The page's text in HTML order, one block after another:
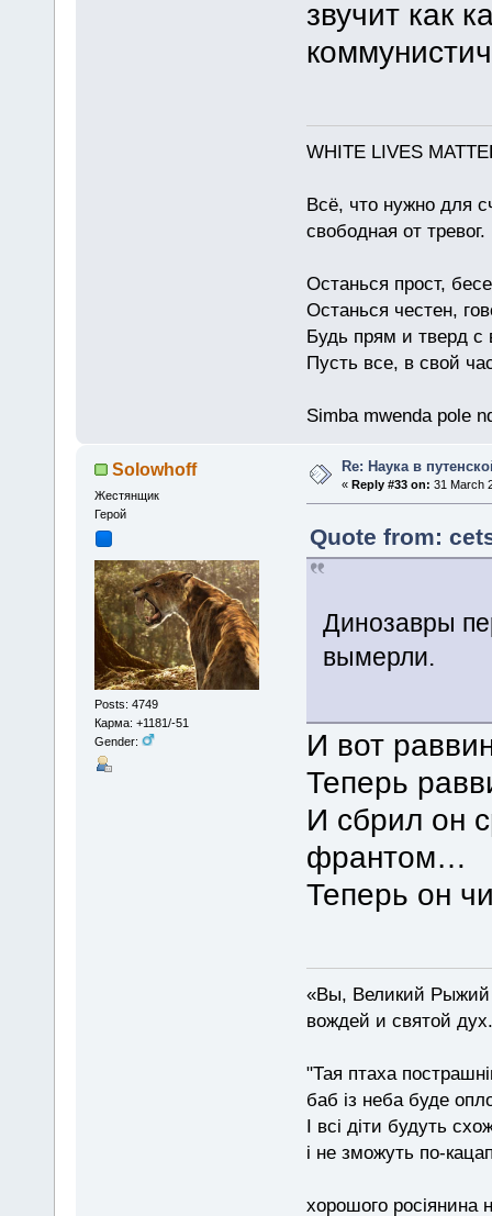
звучит как
WHITE LIVES
Всё, что нужно для
свободная от
Останься прост,
Останься честен,
Будь прям и тверд с
Пусть все, в свой
Simba mwenda pole
Solowhoff
Жестянщик
Герой
Posts: 4749
Карма: +1181/-51
Gender:
Re: Наука в
«Reply #33 on: 31 March
Quote from:
Динозавры
вымерли.
И вот
Теперь
И сбрил он
франтом…
Теперь он
«Вы, Великий Рыжий
вождей и святой
"Тая птаха
баб із неба буде
І всі діти будуть
і не зможуть по-
хорошого росіянина